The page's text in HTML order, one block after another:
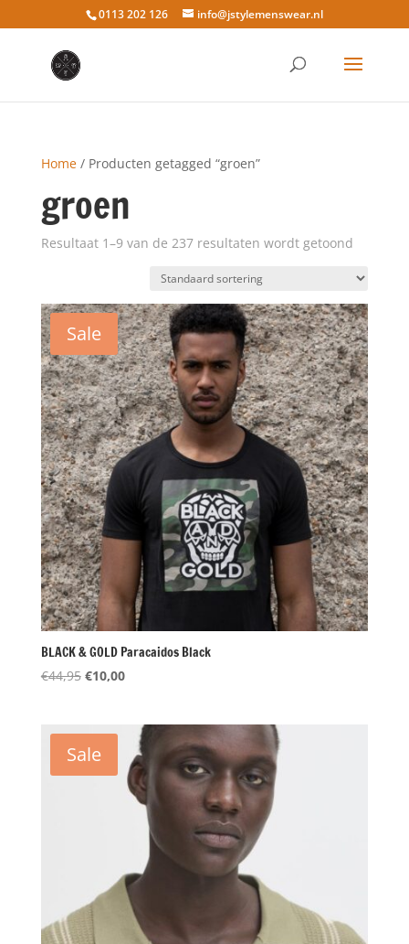
0113 202 126 info@jstylemenswear.nl
Home/ Producten getagged “groen”
groen
Resultaat 1–9 van de 237 resultaten wordt getoond
Sale
BLACK & GOLD Paracaidos Black
€44,95 Oorspronkelijke
€44,95.
€10,00Huidige
€10,00.
Sale